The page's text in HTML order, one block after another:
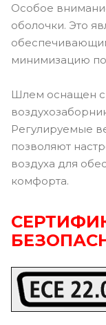
Особое
оболочки. Это
минимизацию
Шлем оснащен
Регулируемые
позволяют
воздуха для
комфорта.